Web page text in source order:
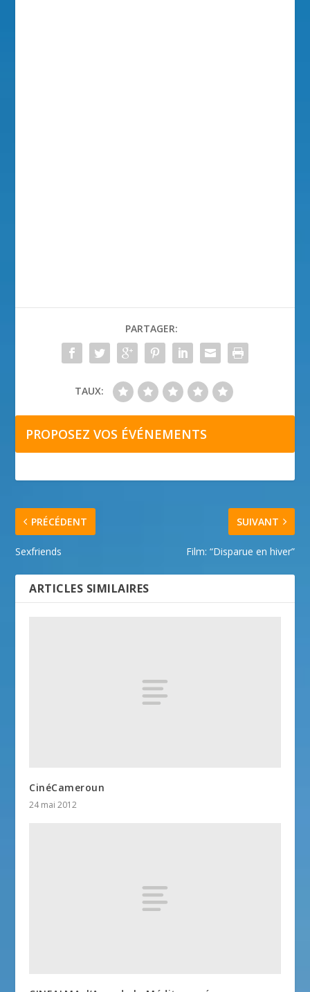
PARTAGER:
TAUX:
PROPOSEZ VOS ÉVÉNEMENTS
PRÉCÉDENT
Sexfriends
SUIVANT
Film: “Disparue en hiver”
ARTICLES SIMILAIRES
CinéCameroun
24 mai 2012